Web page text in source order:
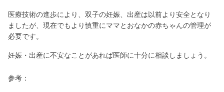
医療技術の進歩により、双子の妊娠、出産は以前より安全となり
ましたが、現在でもより慎重にママとおなかの赤ちゃんの管理が
必要です。
妊娠・出産に不安なことがあれば医師に十分に相談しましょう。
参考：